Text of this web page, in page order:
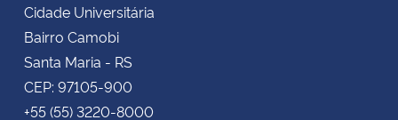
Secretaria-Geral
Secretaria de Governo
Gabinete de Segurança Institucional
Cidade Universitária
Bairro Camobi
Santa Maria - RS
CEP: 97105-900
+55 (55) 3220-8000